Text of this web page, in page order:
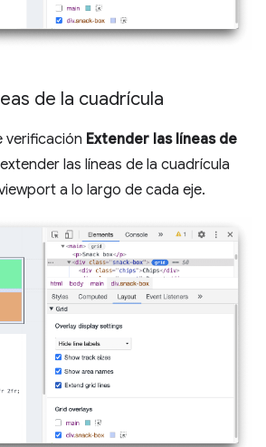
de la cuadrícula
verificación Extender las líneas de
las líneas de la cuadrícula
a lo largo de cada eje.